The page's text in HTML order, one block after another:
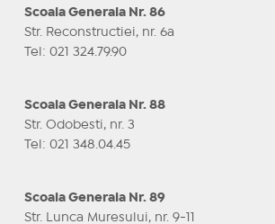
Scoala Generala Nr. 86
Str. Reconstructiei, nr. 6a
Tel: 021 324.79.90
Scoala Generala Nr. 88
Str. Odobesti, nr. 3
Tel: 021 348.04.45
Scoala Generala Nr. 89
Str. Lunca Muresului, nr. 9-11